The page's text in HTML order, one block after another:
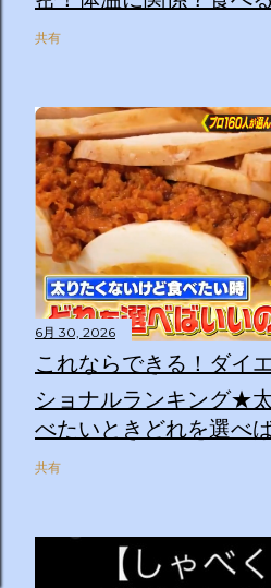
共有
6月 30, 2026
これならできる！ダイ
ショナルランキング★
べたいときどれを選べ
共有